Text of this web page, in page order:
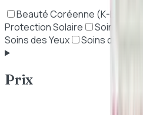
Beauté Coréenne (K-Beauty)
Protection Solaire
Soins
Soins des Yeux
Soins du Corps
Prix